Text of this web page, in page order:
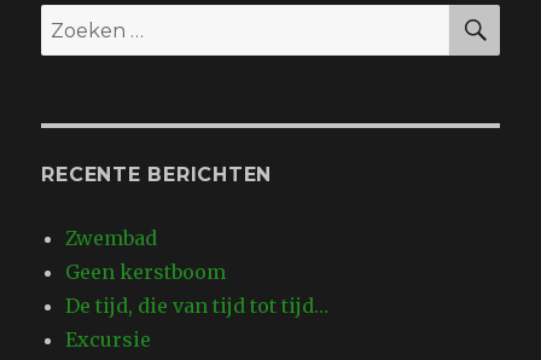
Zoeken
naar:
RECENTE BERICHTEN
Zwembad
Geen kerstboom
De tijd, die van tijd tot tijd…
Excursie